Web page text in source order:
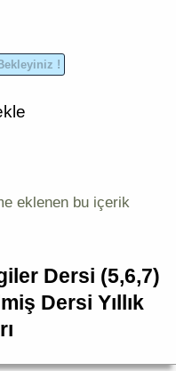
eklenen bu içerik
Dersi (5,6,7)
Dersi Yıllık